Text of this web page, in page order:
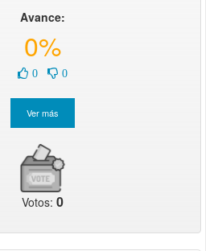
Avance:
0%
0 0
Votos: 0